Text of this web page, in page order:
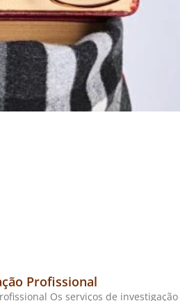
Profissional
Os serviços de investigação